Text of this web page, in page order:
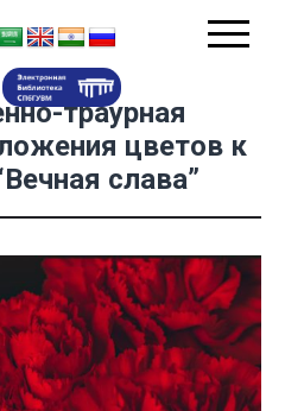
траурная
цветов к
слава”